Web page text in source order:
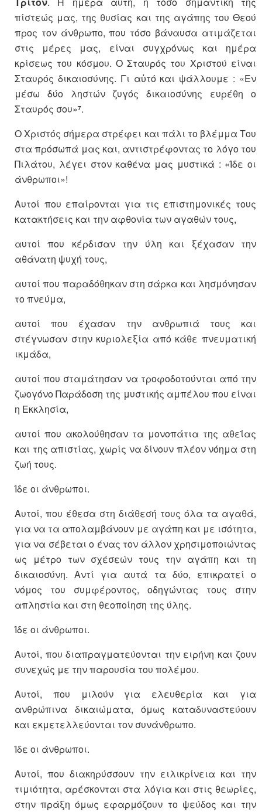
πίστεώς μας, της θυσίας και της αγάπης του Θεού
προς τον άνθρωπο, που τόσο βάναυσα ατιμάζεται
στις μέρες μας, είναι συγχρόνως και ημέρα
κρίσεως του κόσμου. Ο Σταυρός του Χριστού είναι
Σταυρός δικαιοσύνης. Γι αὐτό και ψάλλουμε : «Εν
μέσω δύο ληστών ζυγός δικαιοσύνης ευρέθη ο
Σταυρός σου»7.
Ο Χριστός σήμερα στρέφει και πάλι το βλέμμα Του
στα πρόσωπά μας και, αντιστρέφοντας το λόγο του
Πιλάτου, λέγει στον καθένα μας μυστικά : «Ίδε οι
άνθρωποι»!
Αυτοί που επαίρονται για τις επιστημονικές τους
κατακτήσεις και την αφθονία των αγαθών τους,
αυτοί που κέρδισαν την ύλη και ξέχασαν την
αθάνατη ψυχή τους,
αυτοί που παραδόθηκαν στη σάρκα και λησμόνησαν
το πνεύμα,
αυτοί που έχασαν την ανθρωπιά τους και
στέγνωσαν στην κυριολεξία από κάθε πνευματική
ικμάδα,
αυτοί που σταμάτησαν να τροφοδοτούνται από την
ζωογόνο Παράδοση της μυστικής αμπέλου που είναι
η Εκκλησία,
αυτοί που ακολούθησαν τα μονοπάτια της αθεΐας
και της απιστίας, χωρίς να δίνουν πλέον νόημα στη
ζωή τους.
Ίδε οι άνθρωποι.
Αυτοί, που έθεσα στη διάθεσή τους όλα τα αγαθά,
για να τα απολαμβάνουν με αγάπη και με ισότητα,
για να σέβεται ο ένας τον άλλον χρησιμοποιώντας
ως μέτρο των σχέσεών τους την αγάπη και τη
δικαιοσύνη. Αντί για αυτά τα δύο, επικρατεί ο
νόμος του συμφέροντος, οδηγώντας τους στην
απληστία και στη θεοποίηση της ύλης.
Ίδε οι άνθρωποι.
Αυτοί, που διαπραγματεύονται την ειρήνη και ζουν
συνεχώς με την παρουσία του πολέμου.
Αυτοί, που μιλούν για ελευθερία και για
ανθρώπινα δικαιώματα, όμως καταδυναστεύουν
και εκμετελλεύονται τον συνάνθρωπο.
Ίδε οι άνθρωποι.
Αυτοί, που διακηρύσσουν την ειλικρίνεια και την
τιμιότητα, αρέσκονται στα λόγια και στις θεωρίες,
στην πράξη όμως εφαρμόζουν το ψεύδος και την